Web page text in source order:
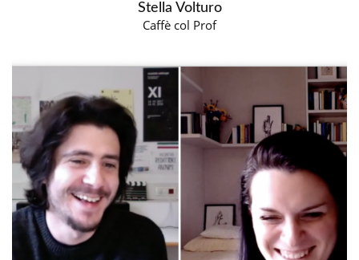
Stella Volturo
Caffè col Prof